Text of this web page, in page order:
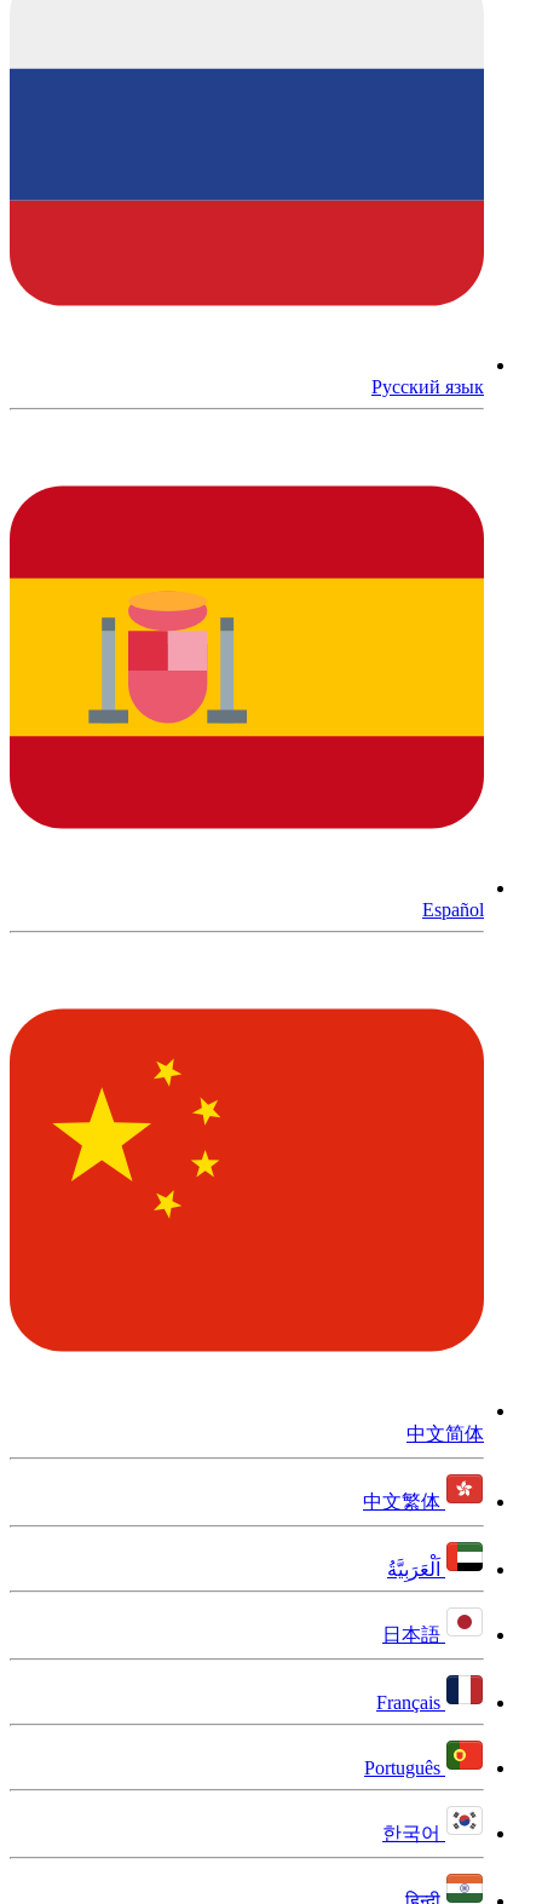
Русский язык
Español
中文简体
中文繁体
اَلْعَرَبِيَّةُ
日本語
Français
Português
한국어